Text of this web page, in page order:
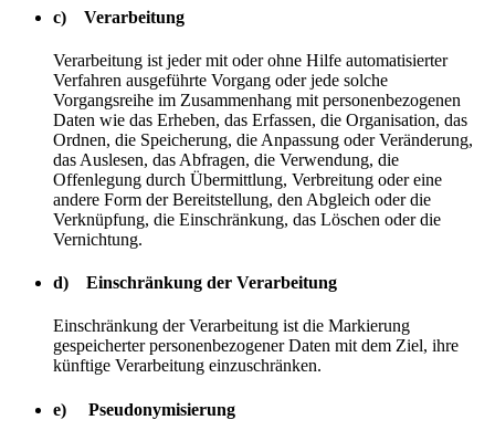
c) Verarbeitung
Verarbeitung ist jeder mit oder ohne Hilfe automatisierter
Verfahren ausgeführte Vorgang oder jede solche
Vorgangsreihe im Zusammenhang mit personenbezogenen
Daten wie das Erheben, das Erfassen, die Organisation, das
Ordnen, die Speicherung, die Anpassung oder Veränderung,
das Auslesen, das Abfragen, die Verwendung, die
Offenlegung durch Übermittlung, Verbreitung oder eine
andere Form der Bereitstellung, den Abgleich oder die
Verknüpfung, die Einschränkung, das Löschen oder die
Vernichtung.
d) Einschränkung der Verarbeitung
Einschränkung der Verarbeitung ist die Markierung
gespeicherter personenbezogener Daten mit dem Ziel, ihre
künftige Verarbeitung einzuschränken.
e) Pseudonymisierung